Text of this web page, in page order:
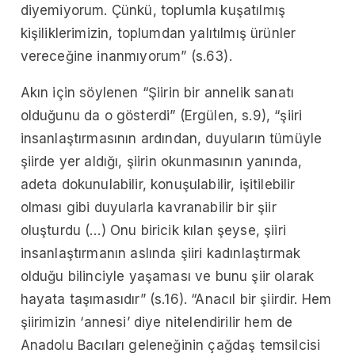
diyemiyorum. Çünkü, toplumla kuşatılmış
kişiliklerimizin, toplumdan yalıtılmış ürünler
vereceğine inanmıyorum” (s.63).
Akın için söylenen “Şiirin bir annelik sanatı
olduğunu da o gösterdi” (Ergülen, s.9), “şiiri
insanlaştırmasının ardından, duyuların tümüyle
şiirde yer aldığı, şiirin okunmasının yanında,
adeta dokunulabilir, konuşulabilir, işitilebilir
olması gibi duyularla kavranabilir bir şiir
oluşturdu (…) Onu biricik kılan şeyse, şiiri
insanlaştırmanın aslında şiiri kadınlaştırmak
olduğu bilinciyle yaşaması ve bunu şiir olarak
hayata taşımasıdır” (s.16). “Anacıl bir şiirdir. Hem
şiirimizin ‘annesi’ diye nitelendirilir hem de
Anadolu Bacıları geleneğinin çağdaş temsilcisi